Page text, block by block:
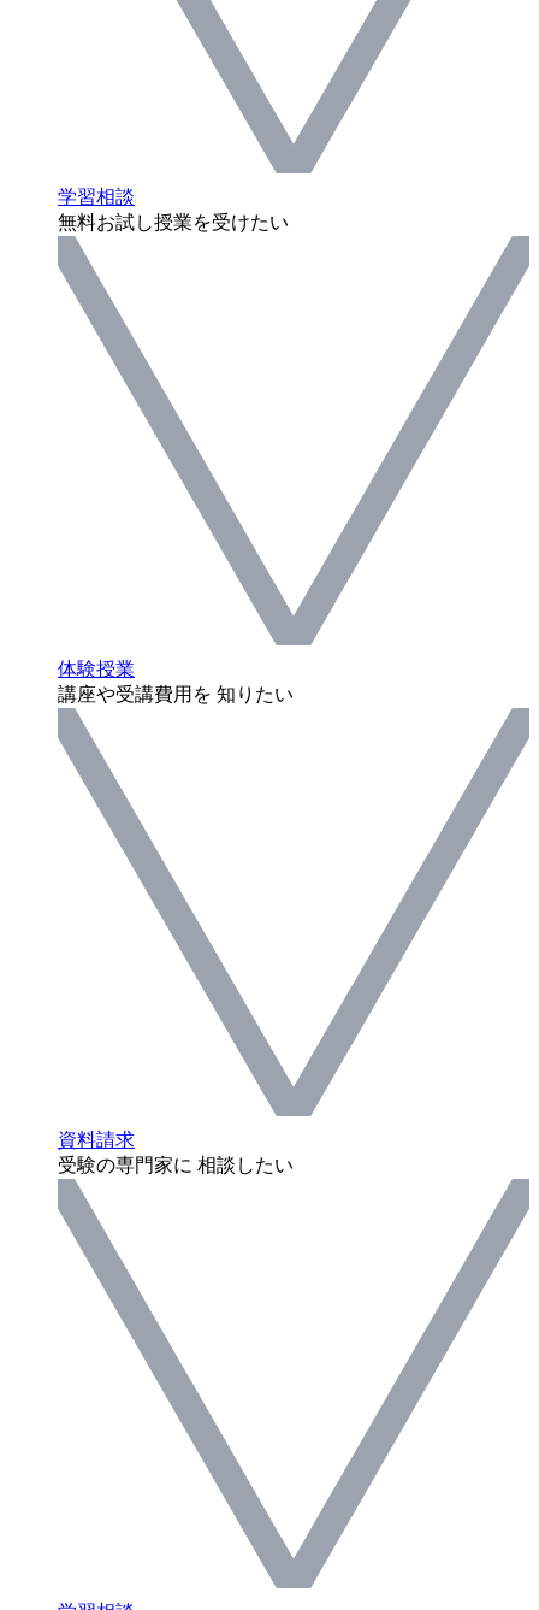
学習相談
無料お試し授業を受けたい
体験授業
講座や受講費用を 知りたい
資料請求
受験の専門家に 相談したい